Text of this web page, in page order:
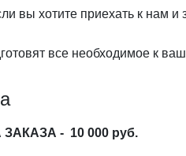
вы хотите приехать к нам
все необходимое к
- 10 000 руб.